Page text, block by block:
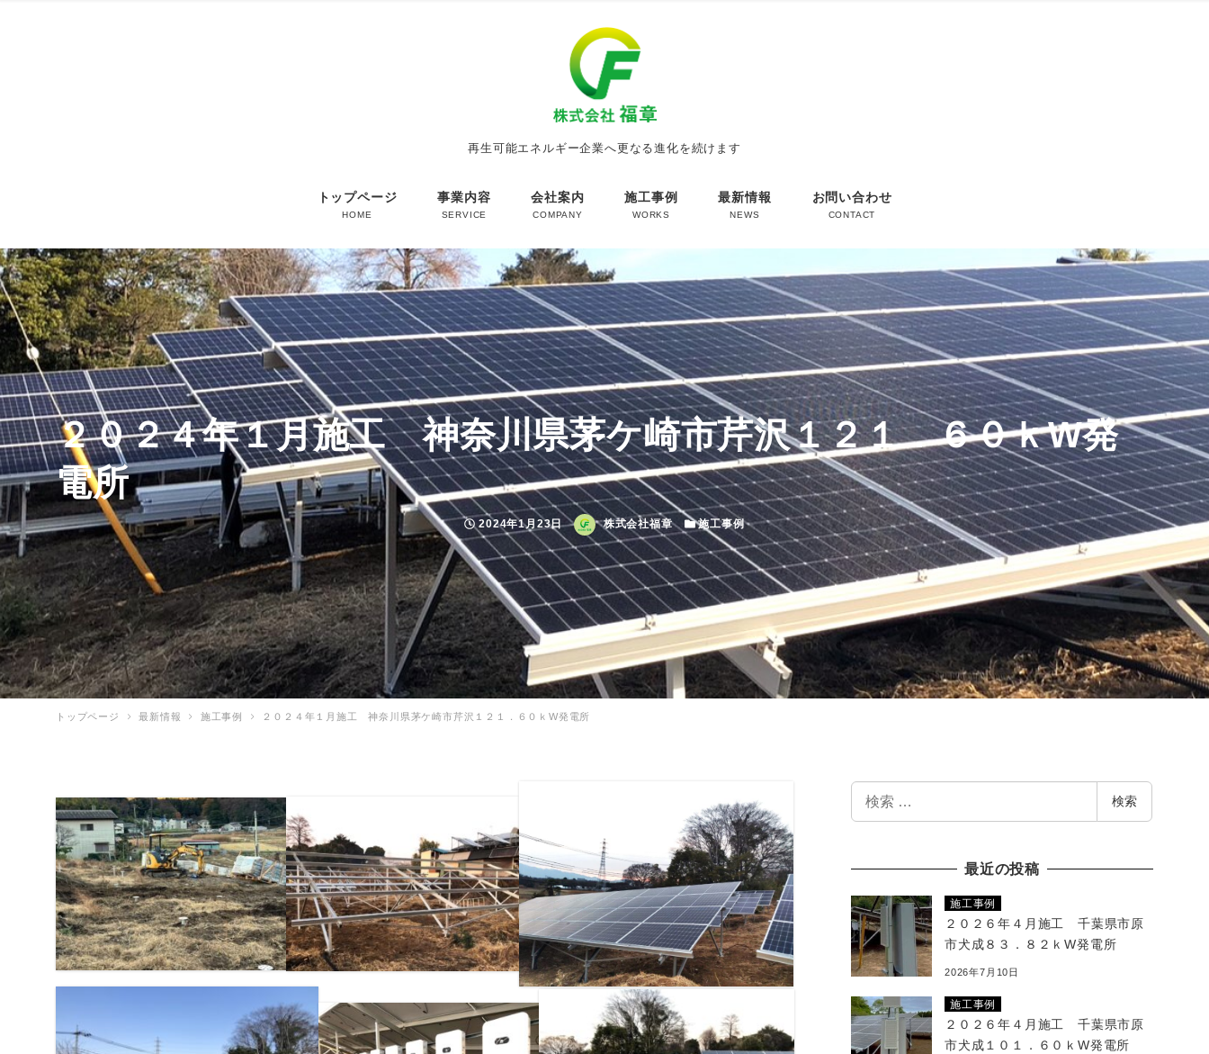
再生可能エネルギー企業へ更なる進化を続けます
トップページ
HOME
事業内容
SERVICE
会社案内
COMPANY
施工事例
WORKS
最新情報
NEWS
お問い合わせ
CONTACT
２０２４年１月施工 神奈川県茅ケ崎市芹沢１２１．６０ｋW発
電所
投稿日
2024年1月23日 著者 株式会社福章 カテゴリー
施工事例
トップページ 最新情報 施工事例 ２０２４年１月施工 神奈川県茅ケ崎市芹沢１２１．６０ｋW発電所
索
検索
最近の投稿
施工事例
２０２６年４月施工 千葉県市原
市犬成８３．８２ｋW発電所
2026年7月10日
施工事例
２０２６年４月施工 千葉県市原
市犬成１０１．６０ｋW発電所